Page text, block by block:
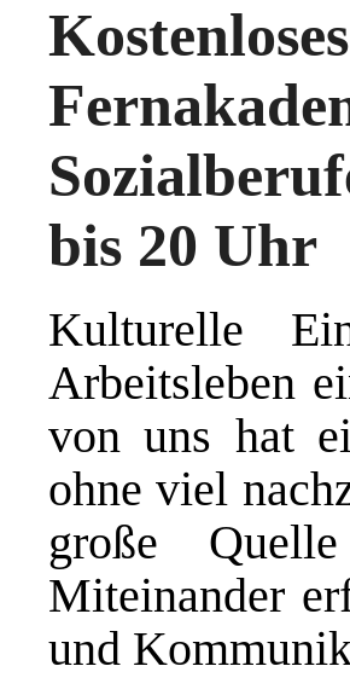
bis 20 Uhr
Kulturelle
Arbeitsleben
von uns hat
ohne viel
große
Miteinander
und